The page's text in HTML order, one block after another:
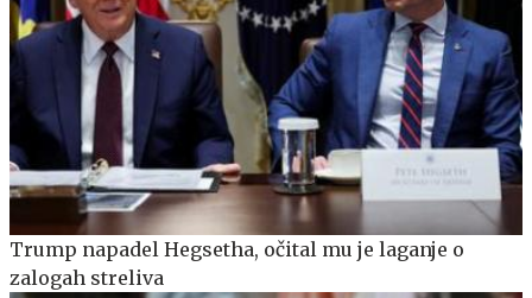
Trump napadel Hegsetha, očital mu je laganje o
zalogah streliva